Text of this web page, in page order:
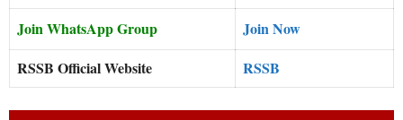
Join WhatsApp Group
Join Now
RSSB Official Website
RSSB